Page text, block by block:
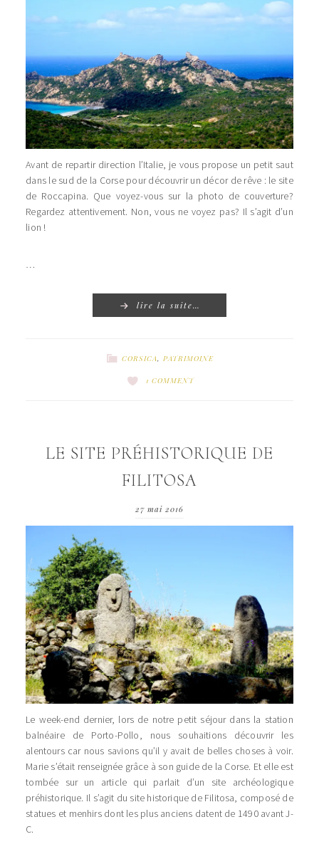
Avant de repartir direction l’Italie, je vous propose un petit saut
dans le sud de la Corse pour découvrir un décor de rêve : le site
de Roccapina. Que voyez-vous sur la photo de couverture?
Regardez attentivement. Non, vous ne voyez pas? Il s’agit d’un
lion !
…
lire la suite…
CORSICA, PATRIMOINE
1 COMMENT
LE SITE PRÉHISTORIQUE DE
FILITOSA
27 mai 2016
Le week-end dernier, lors de notre petit séjour dans la station
balnéaire de Porto-Pollo, nous souhaitions découvrir les
alentours car nous savions qu’il y avait de belles choses à voir.
Marie s’était renseignée grâce à son guide de la Corse. Et elle est
tombée sur un article qui parlait d’un site archéologique
préhistorique. Il s’agit du site historique de Filitosa, composé de
statues et menhirs dont les plus anciens datent de 1490 avant J-
C.